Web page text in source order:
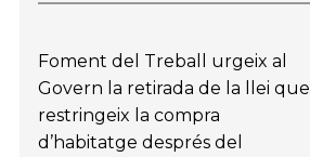
Foment del Treball urgeix al
Govern la retirada de la llei que
restringeix la compra
d’habitatge després del